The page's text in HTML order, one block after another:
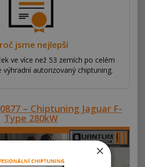
jsme nejlepší
ve více než 53 zemích po celém
výhradní autorizovaný chiptuning.
– Chiptuning Jaguar F-
Type 280kW
×